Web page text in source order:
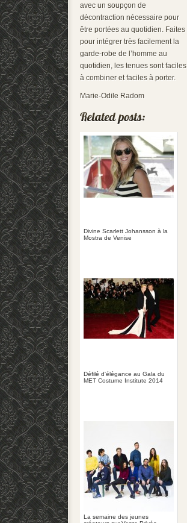
avec un soupçon de
décontraction nécessaire pour
être portées au quotidien. Faites
pour intégrer très facilement la
garde-robe de l’homme au
quotidien, les tenues sont faciles
à combiner et faciles à porter.
Marie-Odile Radom
Divine Scarlett Johansson à la
Mostra de Venise
Défilé d'élégance au Gala du
MET Costume Institute 2014
La semaine des jeunes